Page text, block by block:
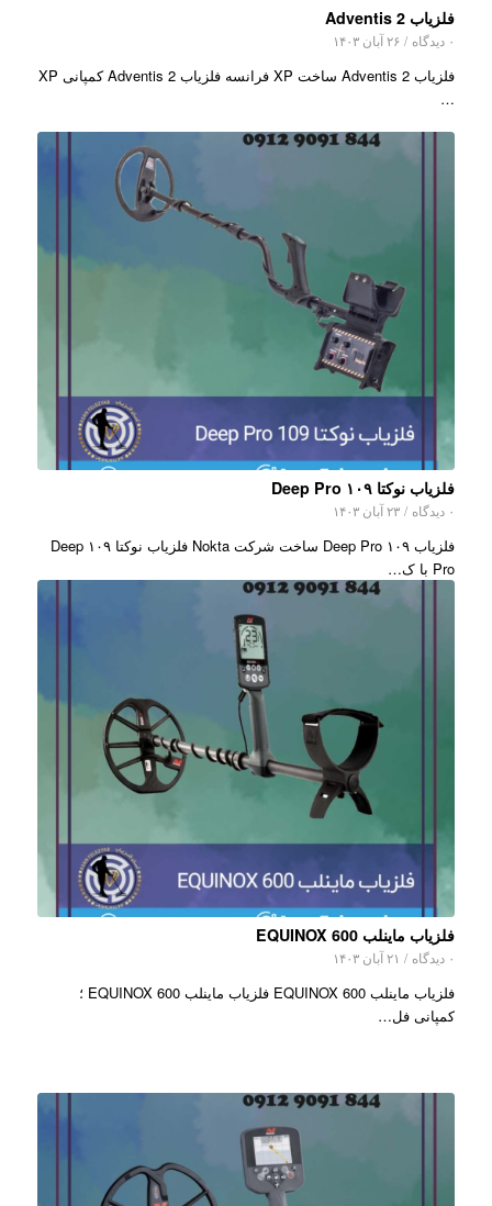
فلزیاب Adventis 2
۰ دیدگاه / ۲۶ آبان ۱۴۰۳
فلزیاب Adventis 2 ساخت XP فرانسه فلزیاب Adventis 2 کمپانی XP
…
فلزیاب نوکتا ۱۰۹ Deep Pro
۰ دیدگاه / ۲۳ آبان ۱۴۰۳
فلزیاب ۱۰۹ Deep Pro ساخت شرکت Nokta فلزیاب نوکتا ۱۰۹ Deep
Pro با ک…
فلزیاب ماینلب EQUINOX 600
۰ دیدگاه / ۲۱ آبان ۱۴۰۳
فلزیاب ماینلب EQUINOX 600 فلزیاب ماینلب EQUINOX 600 ؛
کمپانی فل…